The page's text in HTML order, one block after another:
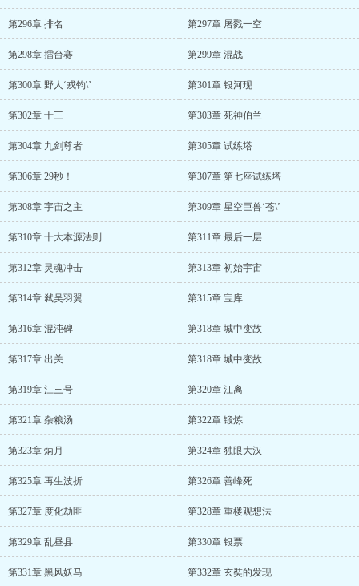
第296章 排名 第297章 屠戮一空
第298章 擂台赛 第299章 混战
第300章 野人‘戎钧\’ 第301章 银河现
第302章 十三 第303章 死神伯兰
第304章 九剑尊者 第305章 试练塔
第306章 29秒！ 第307章 第七座试练塔
第308章 宇宙之主 第309章 星空巨兽‘苍\’
第310章 十大本源法则 第311章 最后一层
第312章 灵魂冲击 第313章 初始宇宙
第314章 弑吴羽翼 第315章 宝库
第316章 混沌碑 第318章 城中变故
第317章 出关 第318章 城中变故
第319章 江三号 第320章 江离
第321章 杂粮汤 第322章 锻炼
第323章 炳月 第324章 独眼大汉
第325章 再生波折 第326章 善峰死
第327章 度化劫匪 第328章 重楼观想法
第329章 乱昼县 第330章 银票
第331章 黑风妖马 第332章 玄奘的发现